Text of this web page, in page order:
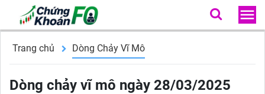
Trang chủ Dòng Chảy Vĩ Mô
Dòng chảy vĩ mô ngày 28/03/2025